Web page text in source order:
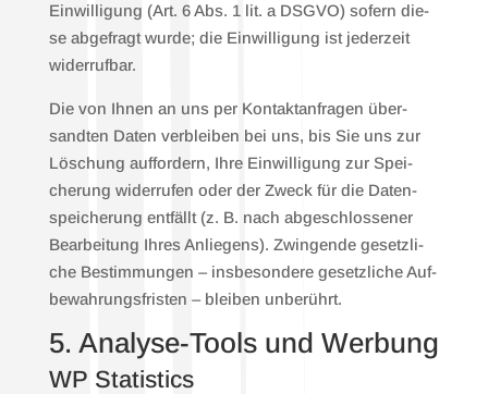
Ein­wil­li­gung (Art. 6 Abs. 1 lit. a DSGVO) sofern die­
se abge­fragt wur­de; die Ein­wil­li­gung ist jeder­zeit
wider­ruf­bar.
Die von Ihnen an uns per Kon­takt­an­fra­gen über­
sand­ten Daten ver­blei­ben bei uns, bis Sie uns zur
Löschung auf­for­dern, Ihre Ein­wil­li­gung zur Spei­
che­rung wider­ru­fen oder der Zweck für die Daten­
spei­che­rung ent­fällt (z. B. nach abge­schlos­se­ner
Bear­bei­tung Ihres Anlie­gens). Zwin­gen­de gesetz­li­
che Bestim­mun­gen – ins­be­son­de­re gesetz­li­che Auf­
be­wah­rungs­fris­ten – blei­ben unbe­rührt.
5. Ana­ly­se-Tools und Wer­bung
WP Sta­tis­tics